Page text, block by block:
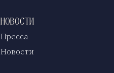
Новости
Пресса
Новости